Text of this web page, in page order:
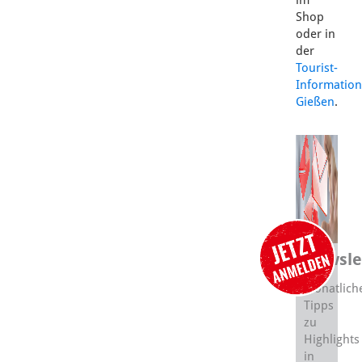
Shop
oder in
der
Tourist-
Information
Gießen.
Tipps
zu
Highlights
in